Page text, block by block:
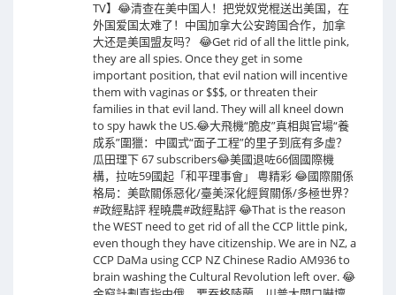
TV】😂清查在美中国人！把党奴党棍送出美国，在
外国爱国太难了！中国加拿大公安跨国合作，加拿
大还是美国盟友吗？ 😂Get rid of all the little pink,
they are all spies. Once they get in some
important position, that evil nation will incentive
them with vaginas or $$$, or threaten their
families in that evil land. They will all kneel down
to spy hawk the US.😂大飛機“脆皮”真相與官場“養
成系”圍獵：中國式“面子工程”的里子到底有多虛？
瓜田理下 67 subscribers😂美國退咗66個國際機
構，拉咗59國起「和平理事會」 粵精彩 😂國際關係
格局：美歐關係惡化/臺美深化經貿關係/多極世界？
#政經點評 程曉農#政經點評 😂That is the reason
the WEST need to get rid of all the CCP little pink,
even though they have citizenship. We are in NZ, a
CCP DaMa using CCP NZ Chinese Radio AM936 to
brain washing the Cultural Revolution left over. 😂